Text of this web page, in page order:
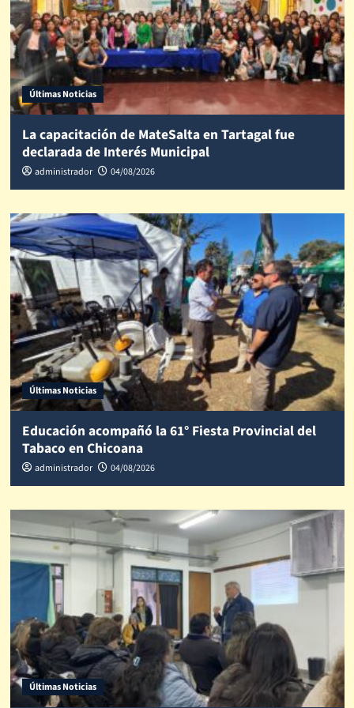
Últimas Noticias
La capacitación de MateSalta en Tartagal fue
declarada de Interés Municipal
administrador 04/08/2026
Últimas Noticias
Educación acompañó la 61° Fiesta Provincial del
Tabaco en Chicoana
administrador 04/08/2026
Últimas Noticias